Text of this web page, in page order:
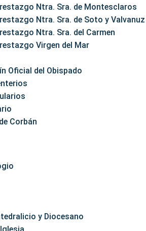
Ntra. Sra. de Montesclaros
Ntra. Sra. de Soto y Valvanuz
Ntra. Sra. del Carmen
Virgen del Mar
Oficial del Obispado
Corbán
y Diocesano